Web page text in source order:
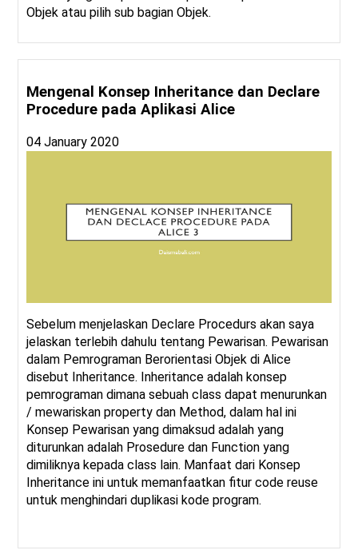
Objek atau pilih sub bagian Objek.
Mengenal Konsep Inheritance dan Declare
Procedure pada Aplikasi Alice
04 January 2020
Sebelum menjelaskan Declare Procedurs akan saya
jelaskan terlebih dahulu tentang Pewarisan. Pewarisan
dalam Pemrograman Berorientasi Objek di Alice
disebut Inheritance. Inheritance adalah konsep
pemrograman dimana sebuah class dapat menurunkan
/ mewariskan property dan Method, dalam hal ini
Konsep Pewarisan yang dimaksud adalah yang
diturunkan adalah Prosedure dan Function yang
dimiliknya kepada class lain. Manfaat dari Konsep
Inheritance ini untuk memanfaatkan fitur code reuse
untuk menghindari duplikasi kode program.